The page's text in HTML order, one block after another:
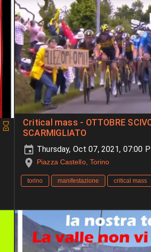
Critical mass - OTTOBRE
SCARMIGLIATO
Thursday, Oct 07, 2021, 07:00
Piazza Castello, Torino
torino manifestazione critical mass